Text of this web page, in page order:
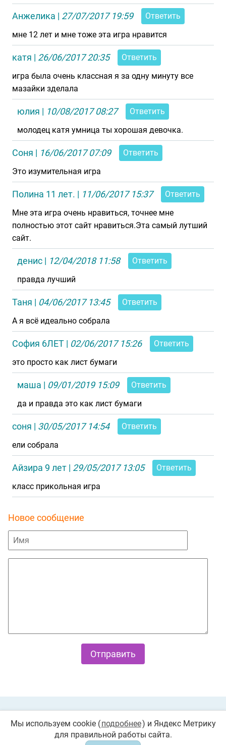
Анжелика | 27/07/2017 19:59
Ответить
мне 12 лет и мне тоже эта игра нравится
катя | 26/06/2017 20:35
Ответить
игра была очень классная я за одну минуту все
мазайки зделала
юлия | 10/08/2017 08:27
Ответить
молодец катя умница ты хорошая девочка.
Соня | 16/06/2017 07:09
Ответить
Это изумительная игра
Полина 11 лет. | 11/06/2017 15:37
Ответить
Мне эта игра очень нравиться, точнее мне
полностью этот сайт нравиться.Эта самый лутший
сайт.
денис | 12/04/2018 11:58
Ответить
правда лучший
Таня | 04/06/2017 13:45
Ответить
А я всё идеально собрала
София 6ЛЕТ | 02/06/2017 15:26
Ответить
это просто как лист бумаги
маша | 09/01/2019 15:09
Ответить
да и правда это как лист бумаги
соня | 30/05/2017 14:54
Ответить
ели собрала
Айзира 9 лет | 29/05/2017 13:05
Ответить
класс прикольная игра
Новое сообщение
© 2026 «Играемся». Все права защищены. Любое
Мы используем cookie (подробнее) и Яндекс Метрику
для правильной работы сайта.